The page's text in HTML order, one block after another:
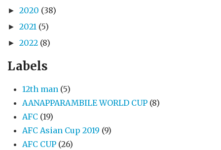
► 2020 (38)
► 2021 (5)
► 2022 (8)
Labels
12th man (5)
AANAPPARAMBILE WORLD CUP (8)
AFC (19)
AFC Asian Cup 2019 (9)
AFC CUP (26)